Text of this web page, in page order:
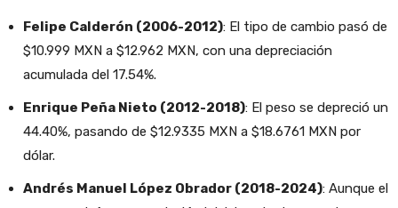
Felipe Calderón (2006-2012): El tipo de cambio pasó de
$10.999 MXN a $12.962 MXN, con una depreciación
acumulada del 17.54%.
Enrique Peña Nieto (2012-2018): El peso se depreció un
44.40%, pasando de $12.9335 MXN a $18.6761 MXN por
dólar.
Andrés Manuel López Obrador (2018-2024): Aunque el